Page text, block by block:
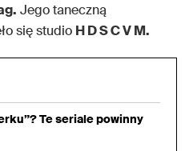
Jego taneczną
się studio H D S C V M.
Te seriale powinny